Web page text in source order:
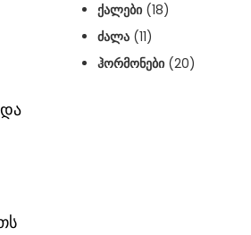
ᲥᲐᲚᲔᲑᲘ (18)
ᲫᲐᲚᲐ (11)
ᲰᲝᲠᲛᲝᲜᲔᲑᲘ (20)